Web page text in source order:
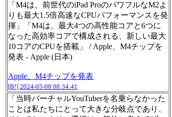
「M4は、前世代のiPad ProのパワフルなM2よ
りも最大1.5倍高速なCPUパフォーマンスを発
揮」「M4は、最大4つの高性能コアと6つに
なった高効率コアで構成される、新しい最大
10コアのCPUを搭載」 / Apple、M4チップを
発表 - Apple (日本)
Apple、M4チップを発表
[B!] 2024-05-08 08:34:41
「当時バーチャルYouTuberを名乗らなかった
ことは私たちにとって大きな分岐点であり、